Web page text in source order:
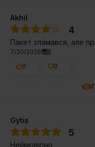
Akhil
4
Пакет зламався, але
7/20/2026
0
0
Gytis
5
Неймовірно